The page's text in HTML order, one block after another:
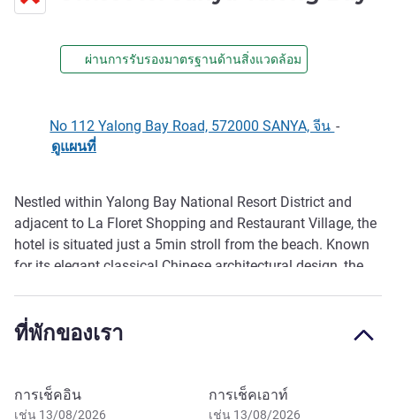
ผ่านการรับรองมาตรฐานด้านสิ่งแวดล้อม
No 112 Yalong Bay Road, 572000 SANYA, จีน -
ดูแผนที่
รายละเอียด
Nestled within Yalong Bay National Resort District and
adjacent to La Floret Shopping and Restaurant Village, the
hotel is situated just a 5min stroll from the beach. Known
for its elegant classical Chinese architectural design, the
equipped kid's club, fitness center and 3 landscaped
ที่พักของเรา
จองโรงแรมนี้
การเช็คอิน
เช่น 13/08/2026
การเช็คเอาท์
เช่น 13/08/2026